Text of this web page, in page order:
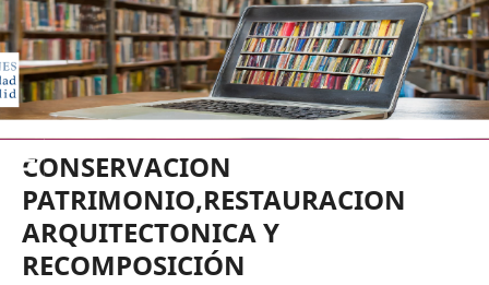
EDICIONES UNIVERSIDAD DE
CONSERVACION
PATRIMONIO,RESTAURACION
ARQUITECTONICA Y
RECOMPOSICIÓN